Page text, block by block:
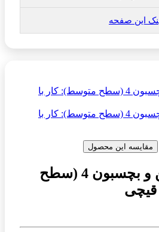
این صفحه
مقایسه این محصول
خرید کتاب بچین و بچسبون 4 (سطح
قیچی